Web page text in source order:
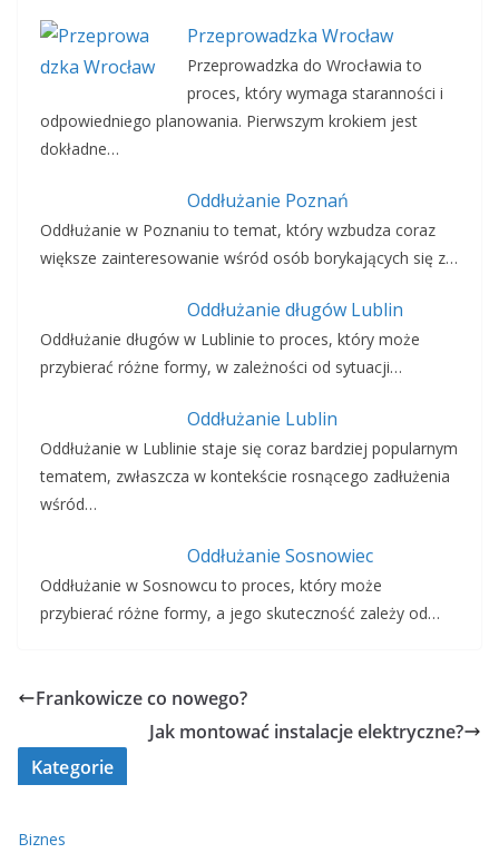
Przeprowadzka Wrocław
Przeprowadzka do Wrocławia to
proces, który wymaga staranności i
odpowiedniego planowania. Pierwszym krokiem jest
dokładne…
Oddłużanie Poznań
Oddłużanie w Poznaniu to temat, który wzbudza coraz
większe zainteresowanie wśród osób borykających się z…
Oddłużanie długów Lublin
Oddłużanie długów w Lublinie to proces, który może
przybierać różne formy, w zależności od sytuacji…
Oddłużanie Lublin
Oddłużanie w Lublinie staje się coraz bardziej popularnym
tematem, zwłaszcza w kontekście rosnącego zadłużenia
wśród…
Oddłużanie Sosnowiec
Oddłużanie w Sosnowcu to proces, który może
przybierać różne formy, a jego skuteczność zależy od…
Frankowicze co nowego?
Jak montować instalacje elektryczne?
Kategorie
Biznes